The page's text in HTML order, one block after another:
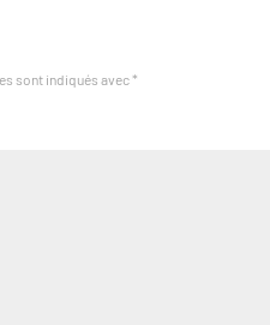
sont indiqués avec *